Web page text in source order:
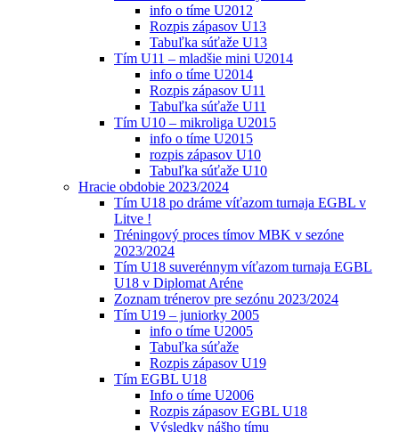
info o tíme U2012
Rozpis zápasov U13
Tabuľka súťaže U13
Tím U11 – mladšie mini U2014
info o tíme U2014
Rozpis zápasov U11
Tabuľka súťaže U11
Tím U10 – mikroliga U2015
info o tíme U2015
rozpis zápasov U10
Tabuľka súťaže U10
Hracie obdobie 2023/2024
Tím U18 po dráme víťazom turnaja EGBL v
Litve !
Tréningový proces tímov MBK v sezóne
2023/2024
Tím U18 suverénnym víťazom turnaja EGBL
U18 v Diplomat Aréne
Zoznam trénerov pre sezónu 2023/2024
Tím U19 – juniorky 2005
info o tíme U2005
Tabuľka súťaže
Rozpis zápasov U19
Tím EGBL U18
Info o tíme U2006
Rozpis zápasov EGBL U18
Výsledky nášho tímu